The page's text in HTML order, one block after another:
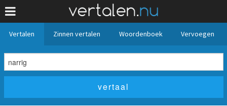
Vertalen Zinnen vertalen Woordenboek Vervoegen